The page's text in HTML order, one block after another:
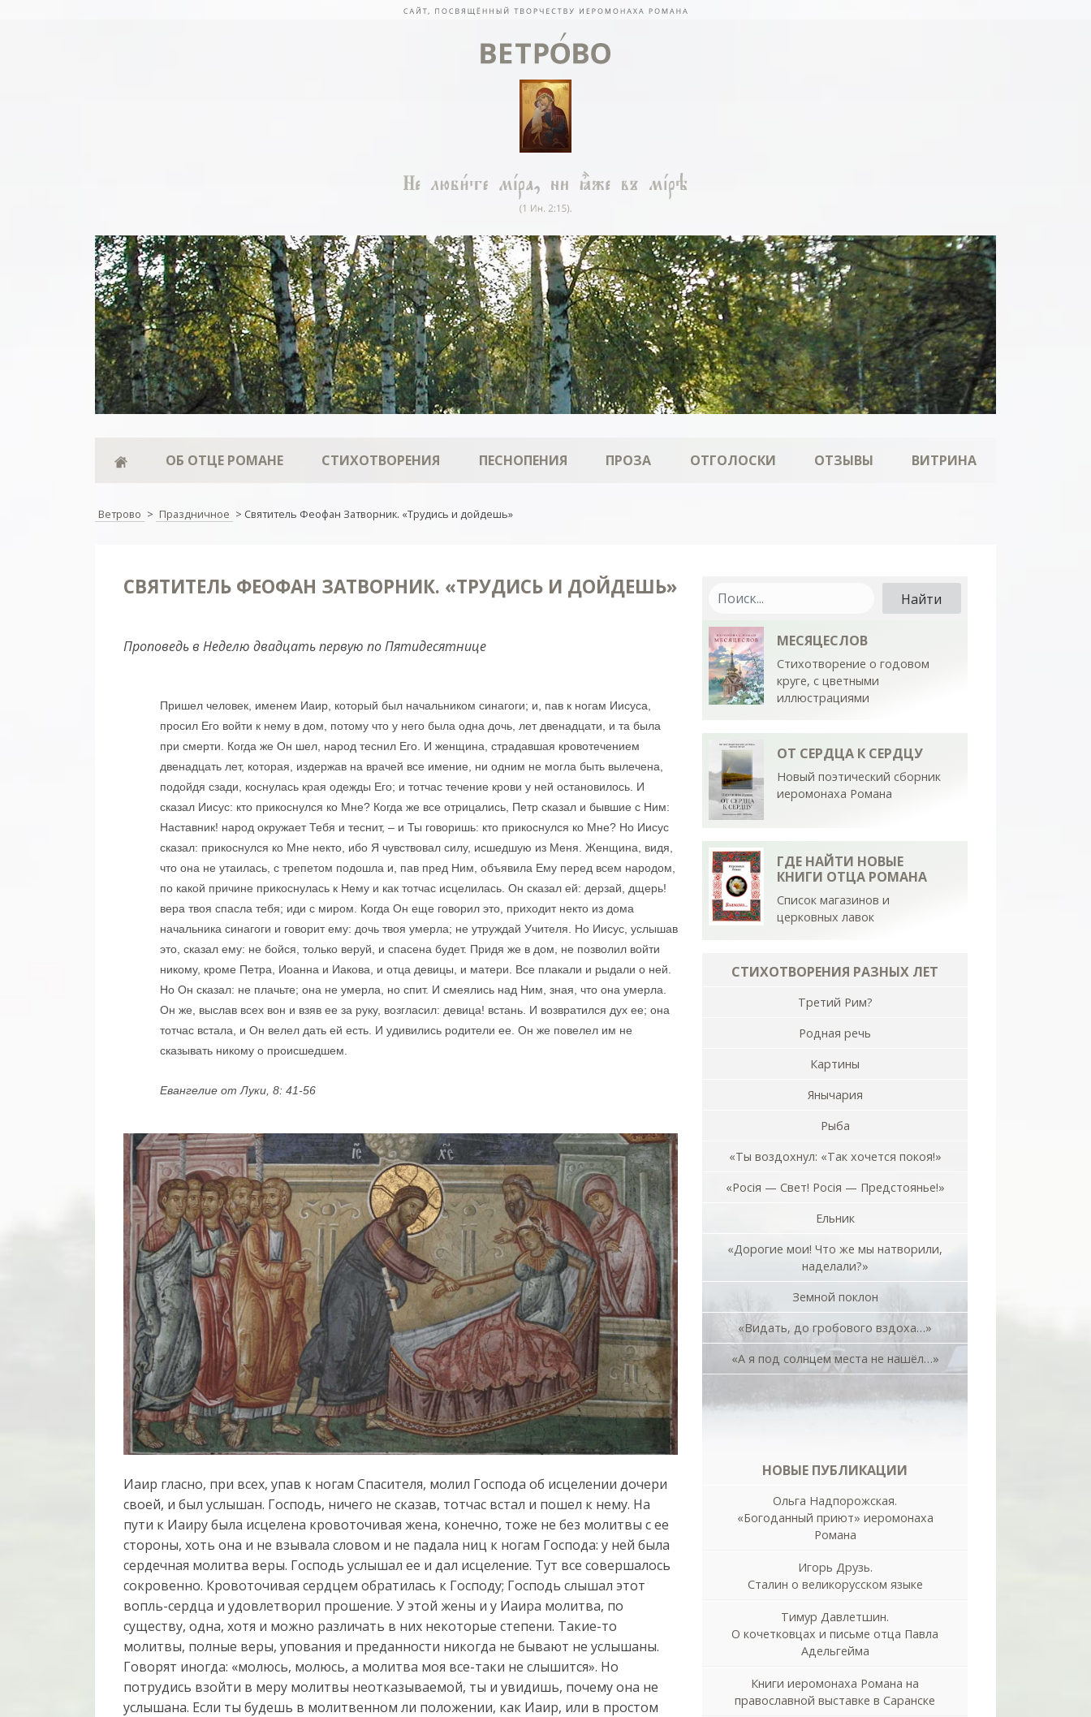
ОБ ОТЦЕ РОМАНЕ СТИХОТВОРЕНИЯ ПЕСНОПЕНИЯ ПРОЗА ОТГОЛОСКИ ОТЗЫВЫ ВИТРИНА
Ветрово > Праздничное > Святитель Феофан Затворник. «Трудись и дойдешь»
СВЯТИТЕЛЬ ФЕОФАН ЗАТВОРНИК. «ТРУДИСЬ И ДОЙДЕШЬ»
Проповедь в Неделю двадцать первую по Пятидесятнице
Пришел человек, именем Иаир, который был начальником синагоги; и, пав к ногам Иисуса,
просил Его войти к нему в дом, потому что у него была одна дочь, лет двенадцати, и та была
при смерти. Когда же Он шел, народ теснил Его. И женщина, страдавшая кровотечением
двенадцать лет, которая, издержав на врачей все имение, ни одним не могла быть вылечена,
подойдя сзади, коснулась края одежды Его; и тотчас течение крови у ней остановилось. И
сказал Иисус: кто прикоснулся ко Мне? Когда же все отрицались, Петр сказал и бывшие с Ним:
Наставник! народ окружает Тебя и теснит, – и Ты говоришь: кто прикоснулся ко Мне? Но Иисус
сказал: прикоснулся ко Мне некто, ибо Я чувствовал силу, исшедшую из Меня. Женщина, видя,
что она не утаилась, с трепетом подошла и, пав пред Ним, объявила Ему перед всем народом,
по какой причине прикоснулась к Нему и как тотчас исцелилась. Он сказал ей: дерзай, дщерь!
вера твоя спасла тебя; иди с миром. Когда Он еще говорил это, приходит некто из дома
начальника синагоги и говорит ему: дочь твоя умерла; не утруждай Учителя. Но Иисус, услышав
это, сказал ему: не бойся, только веруй, и спасена будет. Придя же в дом, не позволил войти
никому, кроме Петра, Иоанна и Иакова, и отца девицы, и матери. Все плакали и рыдали о ней.
Но Он сказал: не плачьте; она не умерла, но спит. И смеялись над Ним, зная, что она умерла.
Он же, выслав всех вон и взяв ее за руку, возгласил: девица! встань. И возвратился дух ее; она
тотчас встала, и Он велел дать ей есть. И удивились родители ее. Он же повелел им не
сказывать никому о происшедшем.
Евангелие от Луки, 8: 41-56
Иаир гласно, при всех, упав к ногам Спасителя, молил Господа об исцелении дочери
своей, и был услышан. Господь, ничего не сказав, тотчас встал и пошел к нему. На
пути к Иаиру была исцелена кровоточивая жена, конечно, тоже не без молитвы с ее
стороны, хоть она и не взывала словом и не падала ниц к ногам Господа: у ней была
сердечная молитва веры. Господь услышал ее и дал исцеление. Тут все совершалось
сокровенно. Кровоточивая сердцем обратилась к Господу; Господь слышал этот
вопль-сердца и удовлетворил прошение. У этой жены и у Иаира молитва, по
существу, одна, хотя и можно различать в них некоторые степени. Такие-то
молитвы, полные веры, упования и преданности никогда не бывают не услышаны.
Говорят иногда: «молюсь, молюсь, а молитва моя все-таки не слышится». Но
потрудись взойти в меру молитвы неотказываемой, ты и увидишь, почему она не
услышана. Если ты будешь в молитвенном ли положении, как Иаир, или в простом
МЕСЯЦЕСЛОВ
Стихотворение о годовом
круге, с цветными
иллюстрациями
ОТ СЕРДЦА К СЕРДЦУ
Новый поэтический сборник
иеромонаха Романа
ГДЕ НАЙТИ НОВЫЕ
КНИГИ ОТЦА РОМАНА
Список магазинов и
церковных лавок
СТИХОТВОРЕНИЯ РАЗНЫХ ЛЕТ
Третий Рим?
Родная речь
Картины
Янычария
Рыба
«Ты воздохнул: «Так хочется покоя!»
«Росiя — Свет! Росiя — Предстоянье!»
Ельник
«Дорогие мои! Что же мы натворили,
наделали?»
Земной поклон
«Видать, до гробового вздоха…»
«А я под солнцем места не нашёл…»
НОВЫЕ ПУБЛИКАЦИИ
Ольга Надпорожская.
«Богоданный приют» иеромонаха
Романа
Игорь Друзь.
Сталин о великорусском языке
Тимур Давлетшин.
О кочетковцах и письме отца Павла
Адельгейма
Книги иеромонаха Романа на
православной выставке в Саранске